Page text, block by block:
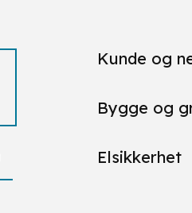
Kunde og
Bygge og
Elsikkerhet